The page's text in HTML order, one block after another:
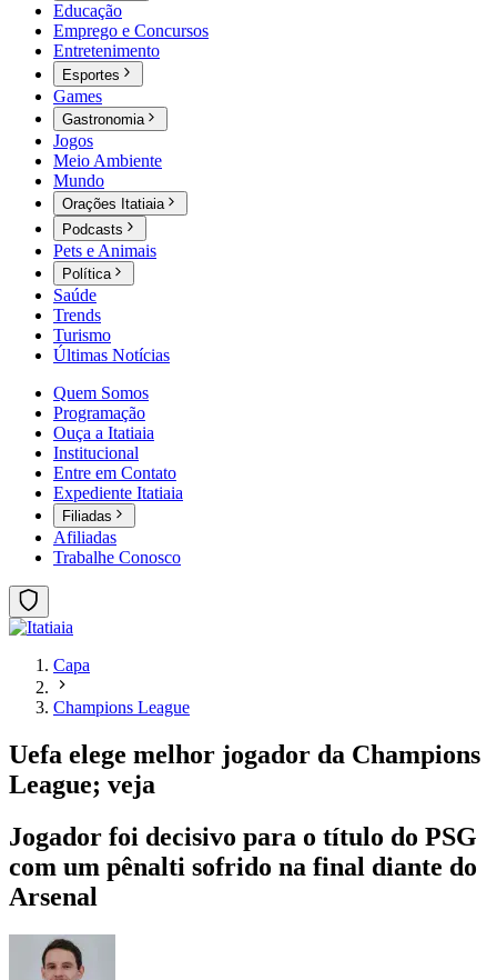
Educação
Emprego e Concursos
Entretenimento
Esportes
Games
Gastronomia
Jogos
Meio Ambiente
Mundo
Orações Itatiaia
Podcasts
Pets e Animais
Política
Saúde
Trends
Turismo
Últimas Notícias
Quem Somos
Programação
Ouça a Itatiaia
Institucional
Entre em Contato
Expediente Itatiaia
Filiadas
Afiliadas
Trabalhe Conosco
Capa
Champions League
Uefa elege melhor jogador da Champions
League; veja
Jogador foi decisivo para o título do PSG
com um pênalti sofrido na final diante do
Arsenal